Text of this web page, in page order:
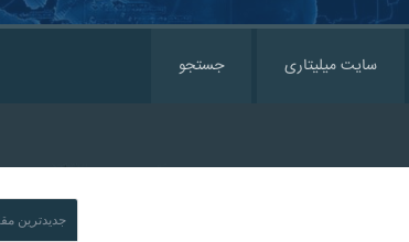
سایت میلیتاری جستجو
جدیدترین